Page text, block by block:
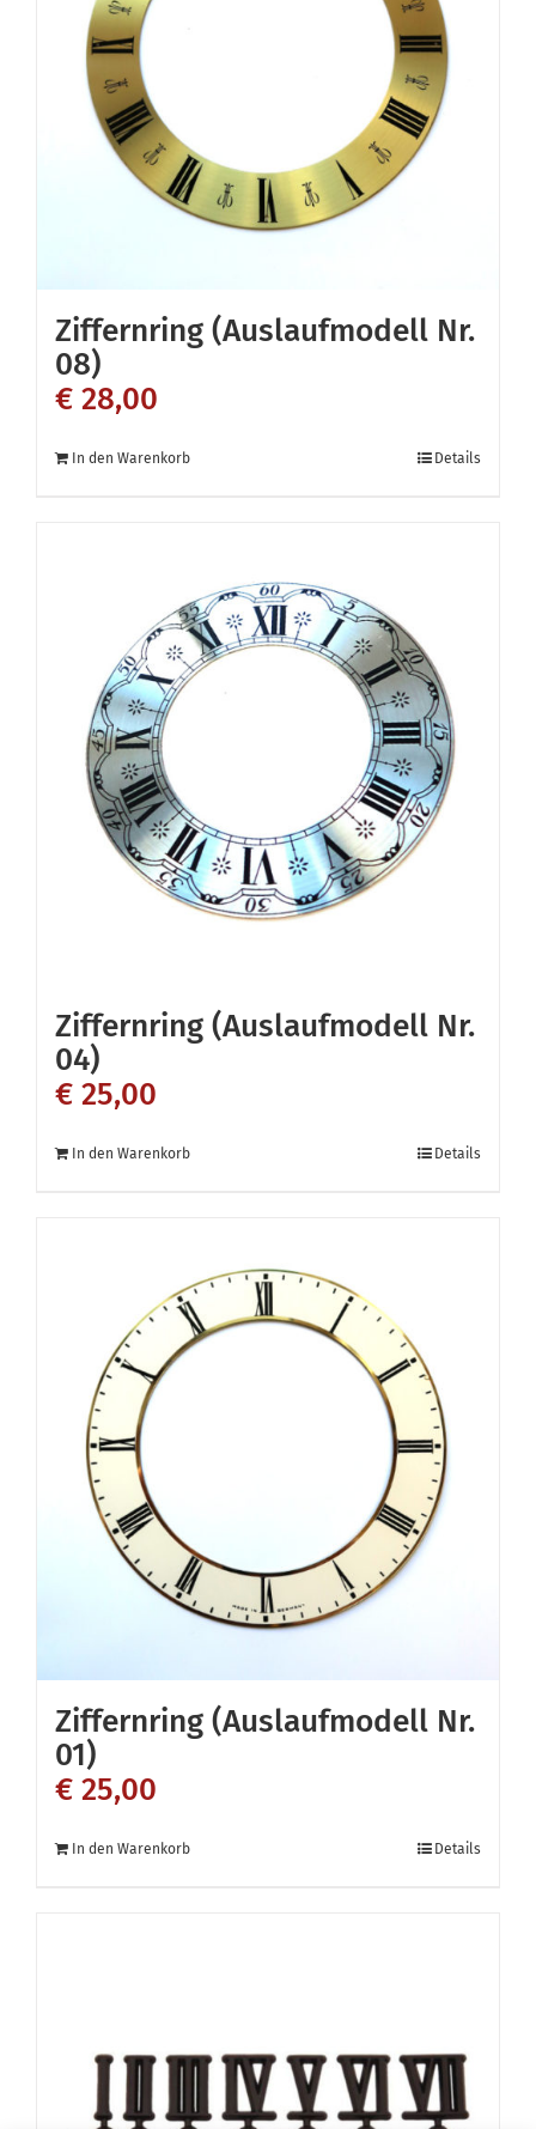
Ziffernring (Auslaufmodell Nr.
08)
€ 28,00
In den Warenkorb Details
Ziffernring (Auslaufmodell Nr.
04)
€ 25,00
In den Warenkorb Details
Ziffernring (Auslaufmodell Nr.
01)
€ 25,00
In den Warenkorb Details